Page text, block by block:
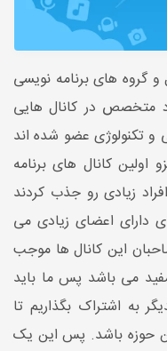
و گروه های برنامه نویسی
متخصص در کانال هایی
و تکنولوژی عضو شده اند
اولین کانال های برنامه
زیادی رو جذب کردند
اعضای زیادی می
این کانال ها موجب
می باشد پس ما باید
به اشتراک بگذاریم تا
حوزه باشد. پس این یک